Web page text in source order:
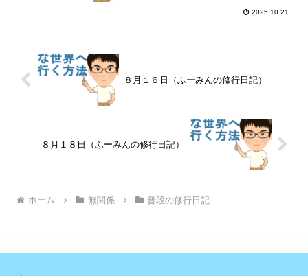
送ったのに届いていなかったり、メール
2025.10.21
８月１６日（ふーみんの修行日記）
８月１８日（ふーみんの修行日記）
ホーム 無関係 普段の修行日記